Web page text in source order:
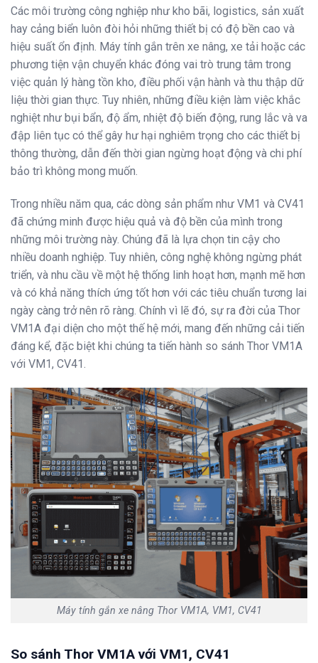
Các môi trường công nghiệp như kho bãi, logistics, sản xuất
hay cảng biển luôn đòi hỏi những thiết bị có độ bền cao và
hiệu suất ổn định. Máy tính gắn trên xe nâng, xe tải hoặc các
phương tiện vận chuyển khác đóng vai trò trung tâm trong
việc quản lý hàng tồn kho, điều phối vận hành và thu thập dữ
liệu thời gian thực. Tuy nhiên, những điều kiện làm việc khắc
nghiệt như bụi bẩn, độ ẩm, nhiệt độ biến động, rung lắc và va
đập liên tục có thể gây hư hại nghiêm trọng cho các thiết bị
thông thường, dẫn đến thời gian ngừng hoạt động và chi phí
bảo trì không mong muốn.
Trong nhiều năm qua, các dòng sản phẩm như VM1 và CV41
đã chứng minh được hiệu quả và độ bền của mình trong
những môi trường này. Chúng đã là lựa chọn tin cậy cho
nhiều doanh nghiệp. Tuy nhiên, công nghệ không ngừng phát
triển, và nhu cầu về một hệ thống linh hoạt hơn, mạnh mẽ hơn
và có khả năng thích ứng tốt hơn với các tiêu chuẩn tương lai
ngày càng trở nên rõ ràng. Chính vì lẽ đó, sự ra đời của Thor
VM1A đại diện cho một thế hệ mới, mang đến những cải tiến
đáng kể, đặc biệt khi chúng ta tiến hành so sánh Thor VM1A
với VM1, CV41.
Máy tính gắn xe nâng Thor VM1A, VM1, CV41
So sánh Thor VM1A với VM1, CV41